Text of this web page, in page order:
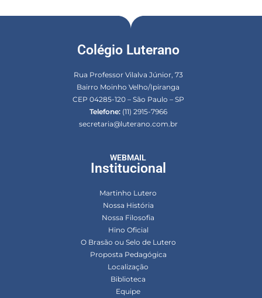
Colégio Luterano
Rua Professor Vilalva Júnior, 73
Bairro Moinho Velho/Ipiranga
CEP 04285-120 – São Paulo – SP
Telefone:(11) 2915-7966
secretaria@luterano.com.br
WEBMAIL
Institucional
Martinho Lutero
Nossa História
Nossa Filosofia
Hino Oficial
O Brasão ou Selo de Lutero
Proposta Pedagógica
Localização
Biblioteca
Equipe